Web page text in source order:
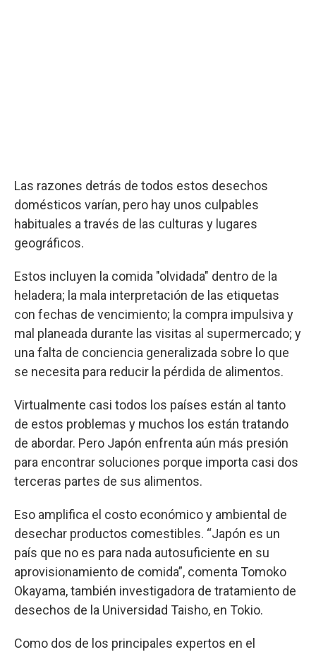
Las razones detrás de todos estos desechos
domésticos varían, pero hay unos culpables
habituales a través de las culturas y lugares
geográficos.
Estos incluyen la comida "olvidada" dentro de la
heladera; la mala interpretación de las etiquetas
con fechas de vencimiento; la compra impulsiva y
mal planeada durante las visitas al supermercado; y
una falta de conciencia generalizada sobre lo que
se necesita para reducir la pérdida de alimentos.
Virtualmente casi todos los países están al tanto
de estos problemas y muchos los están tratando
de abordar. Pero Japón enfrenta aún más presión
para encontrar soluciones porque importa casi dos
terceras partes de sus alimentos.
Eso amplifica el costo económico y ambiental de
desechar productos comestibles. “Japón es un
país que no es para nada autosuficiente en su
aprovisionamiento de comida”, comenta Tomoko
Okayama, también investigadora de tratamiento de
desechos de la Universidad Taisho, en Tokio.
Como dos de los principales expertos en el